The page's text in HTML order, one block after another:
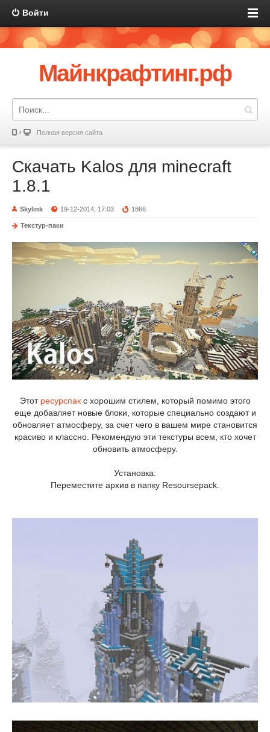
Войти
Майнкрафтинг.рф
Полная версия сайта
Скачать Kalos для minecraft
1.8.1
Skylink 19-12-2014, 17:03 1866
Текстур-паки
Этот ресурспакс хорошим стилем, который помимо этого
еще добавляет новые блоки, которые специально создают и
обновляет атмосферу, за счет чего в вашем мире становится
красиво и классно. Рекомендую эти текстуры всем, кто хочет
обновить атмосферу.
Установка:
Переместите архив в папку Resoursepack.